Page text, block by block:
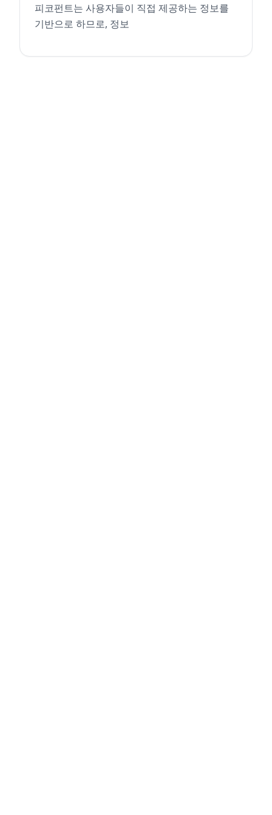
피코펀트는 사용자들이 직접 제공하는 정보를
기반으로 하므로, 정보